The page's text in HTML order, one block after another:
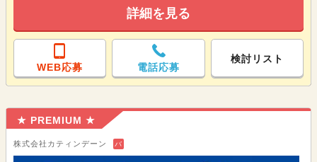
詳細を見る
WEB応募 電話応募
検討リスト
★ PREMIUM ★
株式会社カティンデーン バ